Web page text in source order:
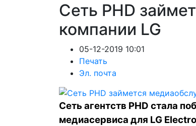
Сеть PHD
компании LG
05-12-2019 10:01
Печать
Эл. почта
Сеть агентств PHD стала
медиасервиса для LG